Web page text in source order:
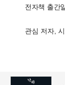
전자책 출간
관심 저자,